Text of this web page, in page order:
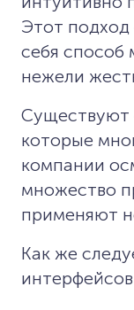
Этот подход
себя способ
нежели
Существуют
которые
компании
множество
применяют
Как же
интерфейсов